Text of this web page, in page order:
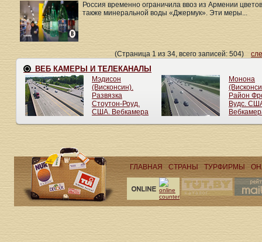
Россия временно ограничила ввоз из Армении
также минеральной воды «Джермук». Эти меры...
(Страница 1 из 34, всего записей: 504)
ГЛАВНАЯ СТРАНЫ ТУРФИРМЫ